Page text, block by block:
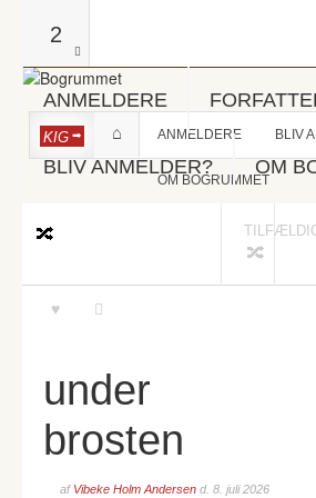
2
ANMELDERE
BLIV ANMELDER? OM
KIG ANMELDERE BLIV
OM BOGRUMMET
under
brosten
af Vibeke Holm Andersen d. 8. juli 2026